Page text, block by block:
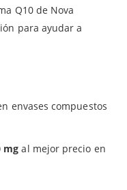
Q10 de Nova
para ayudar a
envases compuestos
mg al mejor precio en